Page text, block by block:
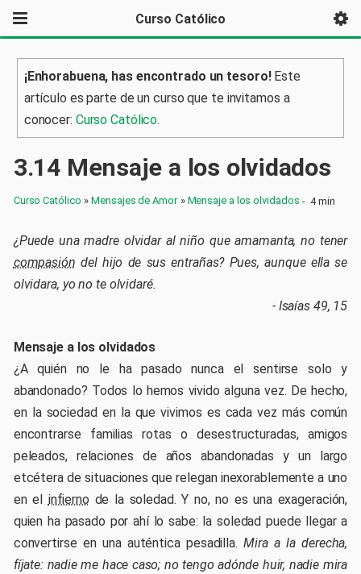
Curso Católico
¡Enhorabuena, has encontrado un tesoro!Este
artículo es parte de un curso que te invitamos a
conocer: Curso Católico.
3.14Mensaje a los olvidados
Curso Católico »Mensajes de Amor » Mensaje a los olvidados - 4 min
¿Puede una madre olvidar al niño que amamanta, no tener
compasión del hijo de sus entrañas? Pues, aunque ella se
olvidara, yo no te olvidaré.
- Isaías 49, 15
Mensaje a los olvidados
¿A quién no le ha pasado nunca el sentirse solo y
abandonado? Todos lo hemos vivido alguna vez. De hecho,
en la sociedad en la que vivimos es cada vez más común
encontrarse familias rotas o desestructuradas, amigos
peleados, relaciones de años abandonadas y un largo
etcétera de situaciones que relegan inexorablemente a uno
en el infierno de la soledad. Y no, no es una exageración,
quien ha pasado por ahí lo sabe: la soledad puede llegar a
convertirse en una auténtica pesadilla.Mira a la derecha,
fíjate: nadie me hace caso; no tengo adónde huir, nadie mira